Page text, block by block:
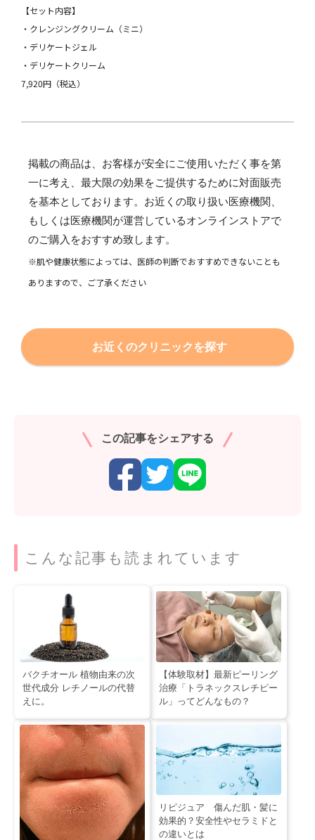
【セット内容】
・クレンジングクリーム（ミニ）
・デリケートジェル
・デリケートクリーム
7,920円（税込）
掲載の商品は、お客様が安全にご使用いただく事を第
一に考え、最大限の効果をご提供するために対面販売
を基本としております。お近くの取り扱い医療機関、
もしくは医療機関が運営しているオンラインストアで
のご購入をおすすめ致します。
※肌や健康状態によっては、医師の判断でおすすめできないことも
ありますので、ご了承ください
お近くのクリニックを探す
この記事をシェアする
こんな記事も読まれています
バクチオール 植物由来の次
世代成分 レチノールの代替
えに。
【体験取材】最新ピーリング
治療「トラネックスレチピー
ル」ってどんなもの？
リピジュア 傷んだ肌・髪に
効果的？安全性やセラミドと
の違いとは